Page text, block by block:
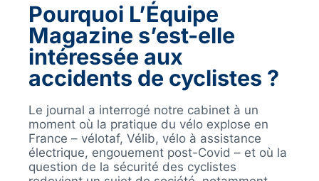
Pourquoi L’Équipe
Magazine s’est-elle
intéressée aux
accidents de cyclistes ?
Le journal a interrogé notre cabinet à un
moment où la pratique du vélo explose en
France – vélotaf, Vélib, vélo à assistance
électrique, engouement post-Covid – et où la
question de la sécurité des cyclistes